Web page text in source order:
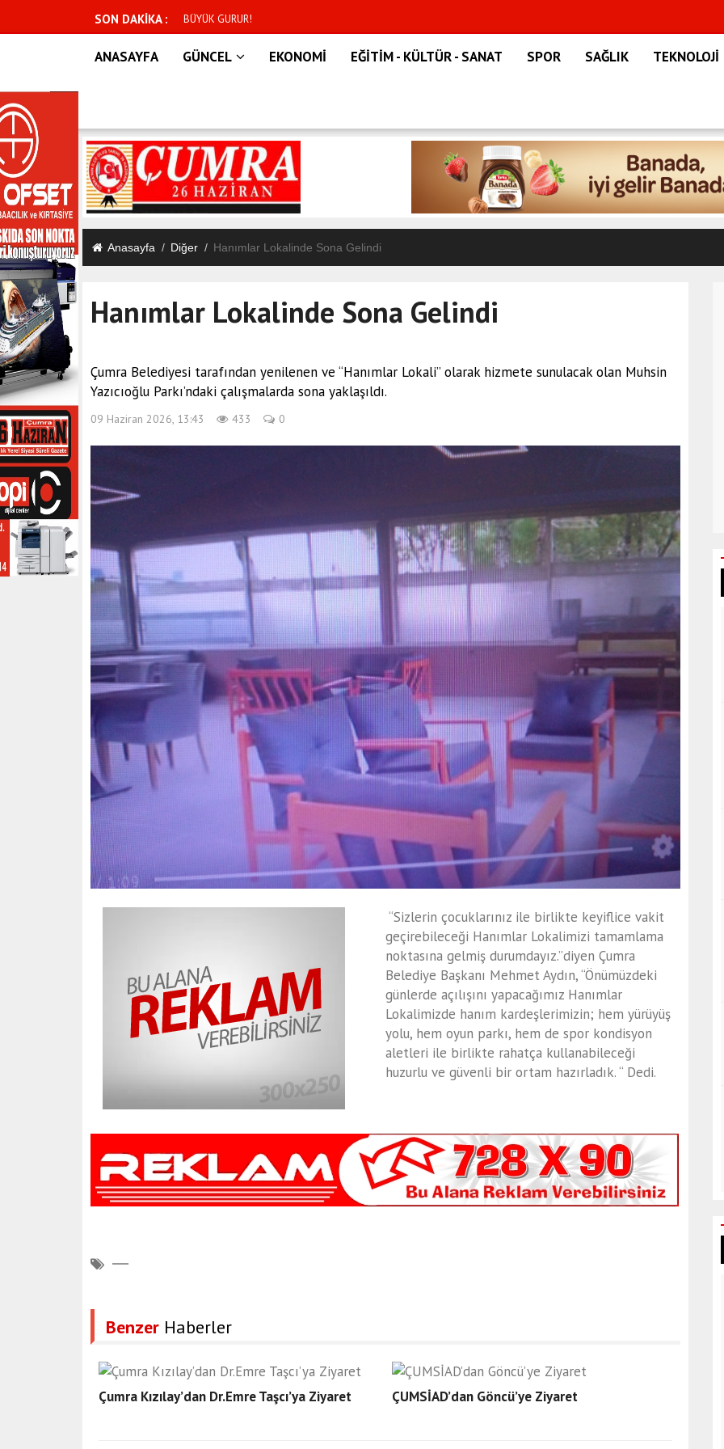
SON DAKİKA : BÜYÜK GURUR!
ANASAYFA GÜNCEL EKONOMİ EĞİTİM - KÜLTÜR - SANAT SPOR SAĞLIK TEKNOLOJİ
Anasayfa Diğer Hanımlar Lokalinde Sona Gelindi
Hanımlar Lokalinde Sona Gelindi
Çumra Belediyesi tarafından yenilenen ve “Hanımlar Lokali” olarak hizmete sunulacak olan Muhsin
Yazıcıoğlu Parkı’ndaki çalışmalarda sona yaklaşıldı.
09 Haziran 2026, 13:43 433 0
“Sizlerin çocuklarınız ile birlikte keyiflice vakit
geçirebileceği Hanımlar Lokalimizi tamamlama
noktasına gelmiş durumdayız.”diyen Çumra
Belediye Başkanı Mehmet Aydın, “Önümüzdeki
günlerde açılışını yapacağımız Hanımlar
Lokalimizde hanım kardeşlerimizin; hem yürüyüş
yolu, hem oyun parkı, hem de spor kondisyon
aletleri ile birlikte rahatça kullanabileceği
huzurlu ve güvenli bir ortam hazırladık. “ Dedi.
Benzer Haberler
Çumra Kızılay’dan Dr.Emre Taşcı’ya Ziyaret ÇUMSİAD’dan Göncü’ye Ziyaret